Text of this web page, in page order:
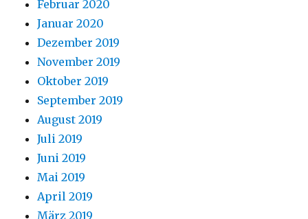
Februar 2020
Januar 2020
Dezember 2019
November 2019
Oktober 2019
September 2019
August 2019
Juli 2019
Juni 2019
Mai 2019
April 2019
März 2019